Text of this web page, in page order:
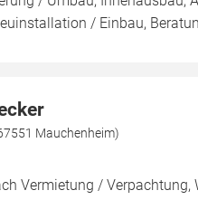
/ Einbau,
Mauchenheim)
Vermietung /